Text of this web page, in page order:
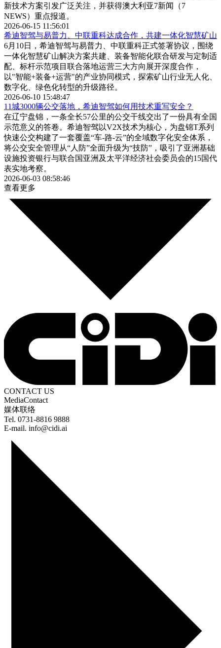
新技术方案引发广泛关注，并获得澳大利亚7新闻（7
NEWS）重点报道。
2026-06-15 11:56:01
希迪智驾与易普力、中联重科达成合作，共建一体化智慧矿山
6月10日，希迪智驾与易普力、中联重科正式签署协议，围绕
一体化智慧矿山解决方案共建、装备智能化联合研发与定制适
配、标杆示范项目联合落地运营三大方向展开深度合作，
以"智能+装备+运营"的产业协同模式，探索矿山行业无人化、
数字化、绿色化转型的升级路径。
2026-06-10 15:48:47
11城3000辆公交落地，希迪智驾如何用技术重写安全？
在辽宁盘锦，一条全长57公里的公交干线交出了一份具有全国
示范意义的答卷。希迪智驾以V2X技术为核心，为盘锦T系列
快速公交构建了一套覆盖“车-路-云”的全域数字化安全体系，
将公交安全管理从“人防”全面升级为“技防”，吸引了亚洲基础
设施投资银行与联合国亚洲及太平洋经济社会委员会的15国代
表实地考察。
2026-06-03 08:58:46
查看更多
CONTACT US
MediaContact
媒体联络
Tel. 0731-8816 9888
E-mail. info@cidi.ai